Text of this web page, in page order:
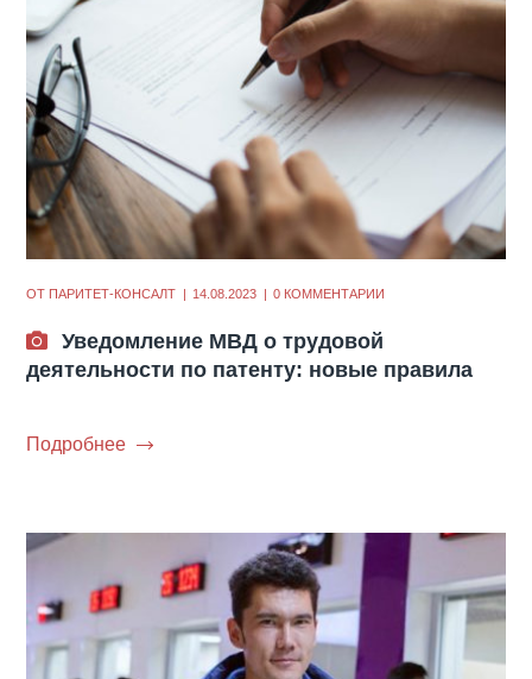
ОТ ПАРИТЕТ-КОНСАЛТ 14.08.2023 0 КОММЕНТАРИИ
Уведомление МВД о трудовой
деятельности по патенту: новые правила
Подробнее